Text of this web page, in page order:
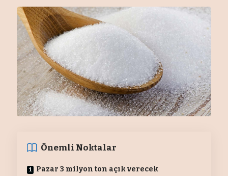
Önemli Noktalar
Pazar 3 milyon ton açık verecek